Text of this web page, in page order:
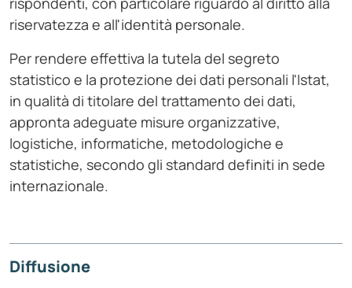
riservatezza e all'identità personale.
Per rendere effettiva la tutela del segreto
statistico e la protezione dei dati personali l'Istat,
in qualità di titolare del trattamento dei dati,
appronta adeguate misure organizzative,
logistiche, informatiche, metodologiche e
statistiche, secondo gli standard definiti in sede
internazionale.
Diffusione